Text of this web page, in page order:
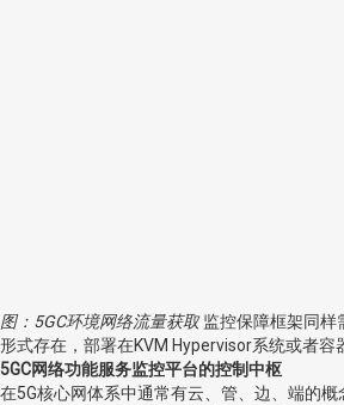
图：5GC环境网络流量获取监控保障框架同样
形式存在，部署在KVM Hypervisor系统或者
5GC网络功能服务监控平台的控制中枢
在5G核心网体系中通常有云、管、边、端的